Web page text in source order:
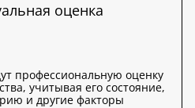
оценка
профессиональную оценку
учитывая его состояние,
и другие факторы